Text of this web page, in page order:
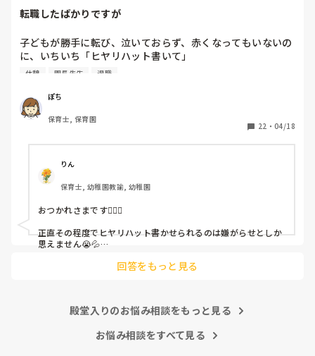
転職したばかりですが
子どもが勝手に転び、泣いておらず、赤くなってもいないの
に、いちいち「ヒヤリハット書いて」
と書かされ
（そう言う本人は書かない）
しかも、上司に↑この内容でも
ちゃんと考えて対策を練って書き込むようにと。
呼ばれて一緒に対策を考えさせられること多数
これだけで30〜40分拘束されて辛いです
皆さんの園はどうですか?
休憩 園長先生 退職
ぽち
保育士, 保育園
22 ・ 04/18
りん
保育士, 幼稚園教諭, 幼稚園
おつかれさまです🙇🏻‍♀️
正直その程度でヒヤリハット書かせられるのは嫌がらせとしか
思えません😭💦
回答をもっと見る
殿堂入りのお悩み相談をもっと見る
お悩み相談をすべて見る